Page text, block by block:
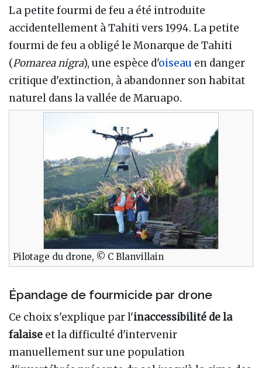
La petite fourmi de feu a été introduite
accidentellement à Tahiti vers 1994. La petite
fourmi de feu a obligé le Monarque de Tahiti
(Pomarea nigra), une espèce d'oiseau en danger
critique d'extinction, à abandonner son habitat
naturel dans la vallée de Maruapo.
Pilotage du drone, © C Blanvillain
Épandage de fourmicide par drone
Ce choix s'explique par l'inaccessibilité de la
falaise et la difficulté d'intervenir
manuellement sur une population